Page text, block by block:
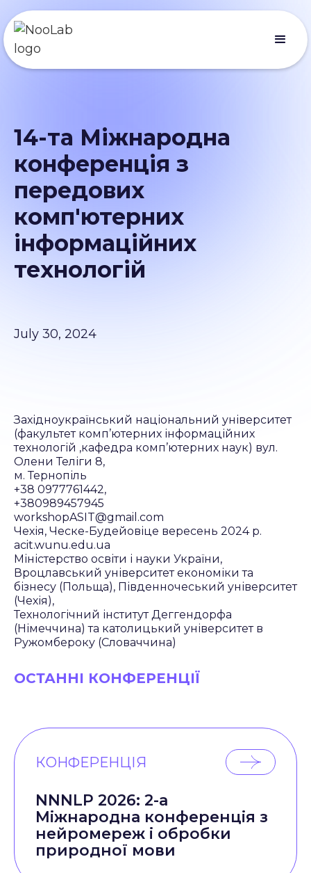
14-та Міжнародна
конференція з
передових
комп'ютерних
інформаційних
технологій
July 30, 2024
Західноукраїнський національний університет
(факультет комп’ютерних інформаційних
технологій ,кафедра комп’ютерних наук) вул.
Олени Теліги 8,
м. Тернопіль
+38 0977761442,
+380989457945
workshopASIT@gmail.com
Чехія, Ческе-Будейовіце вересень 2024 р.
acit.wunu.edu.ua
Міністерство освіти і науки України,
Вроцлавський університет економіки та
бізнесу (Польща), Південночеський університет
(Чехія),
Технологічний інститут Деггендорфа
(Німеччина) та католицький університет в
Ружомбероку (Словаччина)
ОСТАННІ КОНФЕРЕНЦІЇ
КОНФЕРЕНЦІЯ
NNNLP 2026: 2-а
Міжнародна конференція з
нейромереж і обробки
природної мови